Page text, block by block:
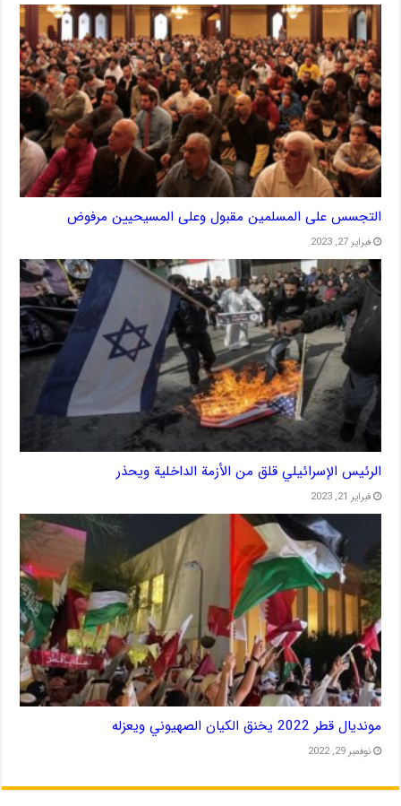
التجسس على المسلمين مقبول وعلى المسيحيين مرفوض
فبراير 27, 2023
الرئيس الإسرائيلي قلق من الأزمة الداخلية ويحذر
فبراير 21, 2023
مونديال قطر 2022 يخنق الكيان الصهيوني ويعزله
نوفمبر 29, 2022